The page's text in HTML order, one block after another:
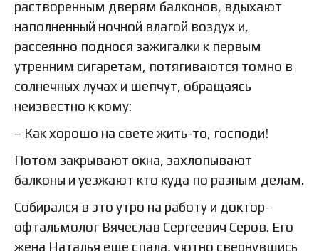
растворенным дверям балконов, вдыхают
наполненный ночной влагой воздух и,
рассеянно поднося зажигалки к первым
утренним сигаретам, потягиваются томно в
солнечных лучах и шепчут, обращаясь
неизвестно к кому:
– Как хорошо на свете жить-то, господи!
Потом закрывают окна, захлопывают
балконы и уезжают кто куда по разным делам.
Собирался в это утро на работу и доктор-
офтальмолог Вячеслав Сергеевич Серов. Его
жена Наталья еще спала, уютно свернувшись